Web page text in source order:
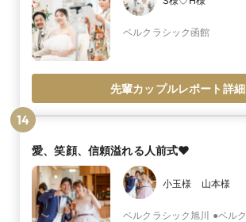
ベルクラシック函館
先輩カップルレポート詳細
14
愛、笑顔、信頼溢れる人前式❤
小玉様 山本様
ベルクラシック旭川 ●ベルクラシックグルー